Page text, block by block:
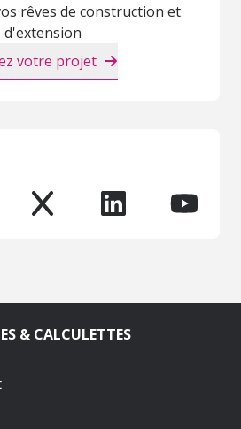
rêves de construction et
d'extension
votre projet
& CALCULETTES